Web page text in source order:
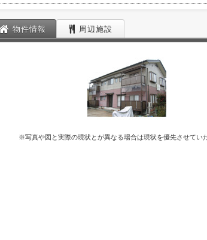
物件情報 周辺施設
※写真や図と実際の現状とが異なる場合は現状を優先させてい